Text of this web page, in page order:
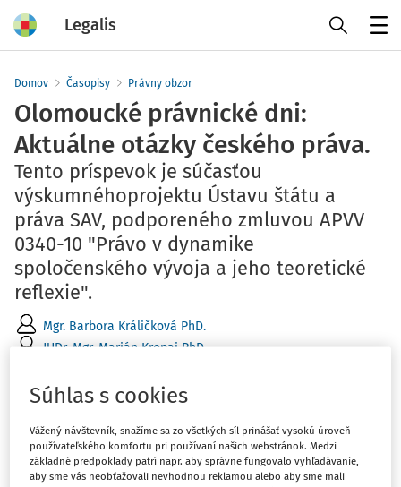
Legalis
Domov Časopisy Právny obzor
Olomoucké právnické dni:
Aktuálne otázky českého práva.
Tento príspevok je súčasťou
výskumnéhoprojektu Ústavu štátu a
práva SAV, podporeného zmluvou APVV
0340-10 "Právo v dynamike
spoločenského vývoja a jeho teoretické
reflexie".
Mgr. Barbora Králičková PhD.
JUDr. Mgr. Marián Kropaj PhD.
Vydané :30. 9. 2012
Zdroj:Právny obzor 5/2012
V dňoch 24. - 25. mája 2012 sa na Právnickej fakulte
Súhlas s cookies
Vážený návštevník, snažíme sa zo všetkých síl prinášať vysokú úroveň
používateľského komfortu pri používaní našich webstránok. Medzi
základné predpoklady patrí napr. aby správne fungovalo vyhľadávanie,
aby sme vás neobťažovali nevhodnou reklamou alebo aby sme mali